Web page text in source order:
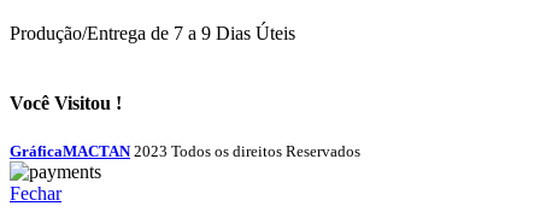
Produção/Entrega de 7 a 9 Dias Úteis
Você Visitou !
GráficaMACTAN 2023 Todos os direitos Reservados
Fechar